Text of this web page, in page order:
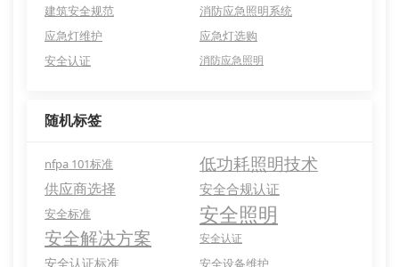
建筑安全规范
消防应急照明系统
应急灯维护
应急灯选购
安全认证
消防应急照明
随机标签
nfpa 101标准 低功耗照明技术
供应商选择 安全合规认证
安全标准 安全照明
安全解决方案 安全认证
安全认证标准 安全设备维护